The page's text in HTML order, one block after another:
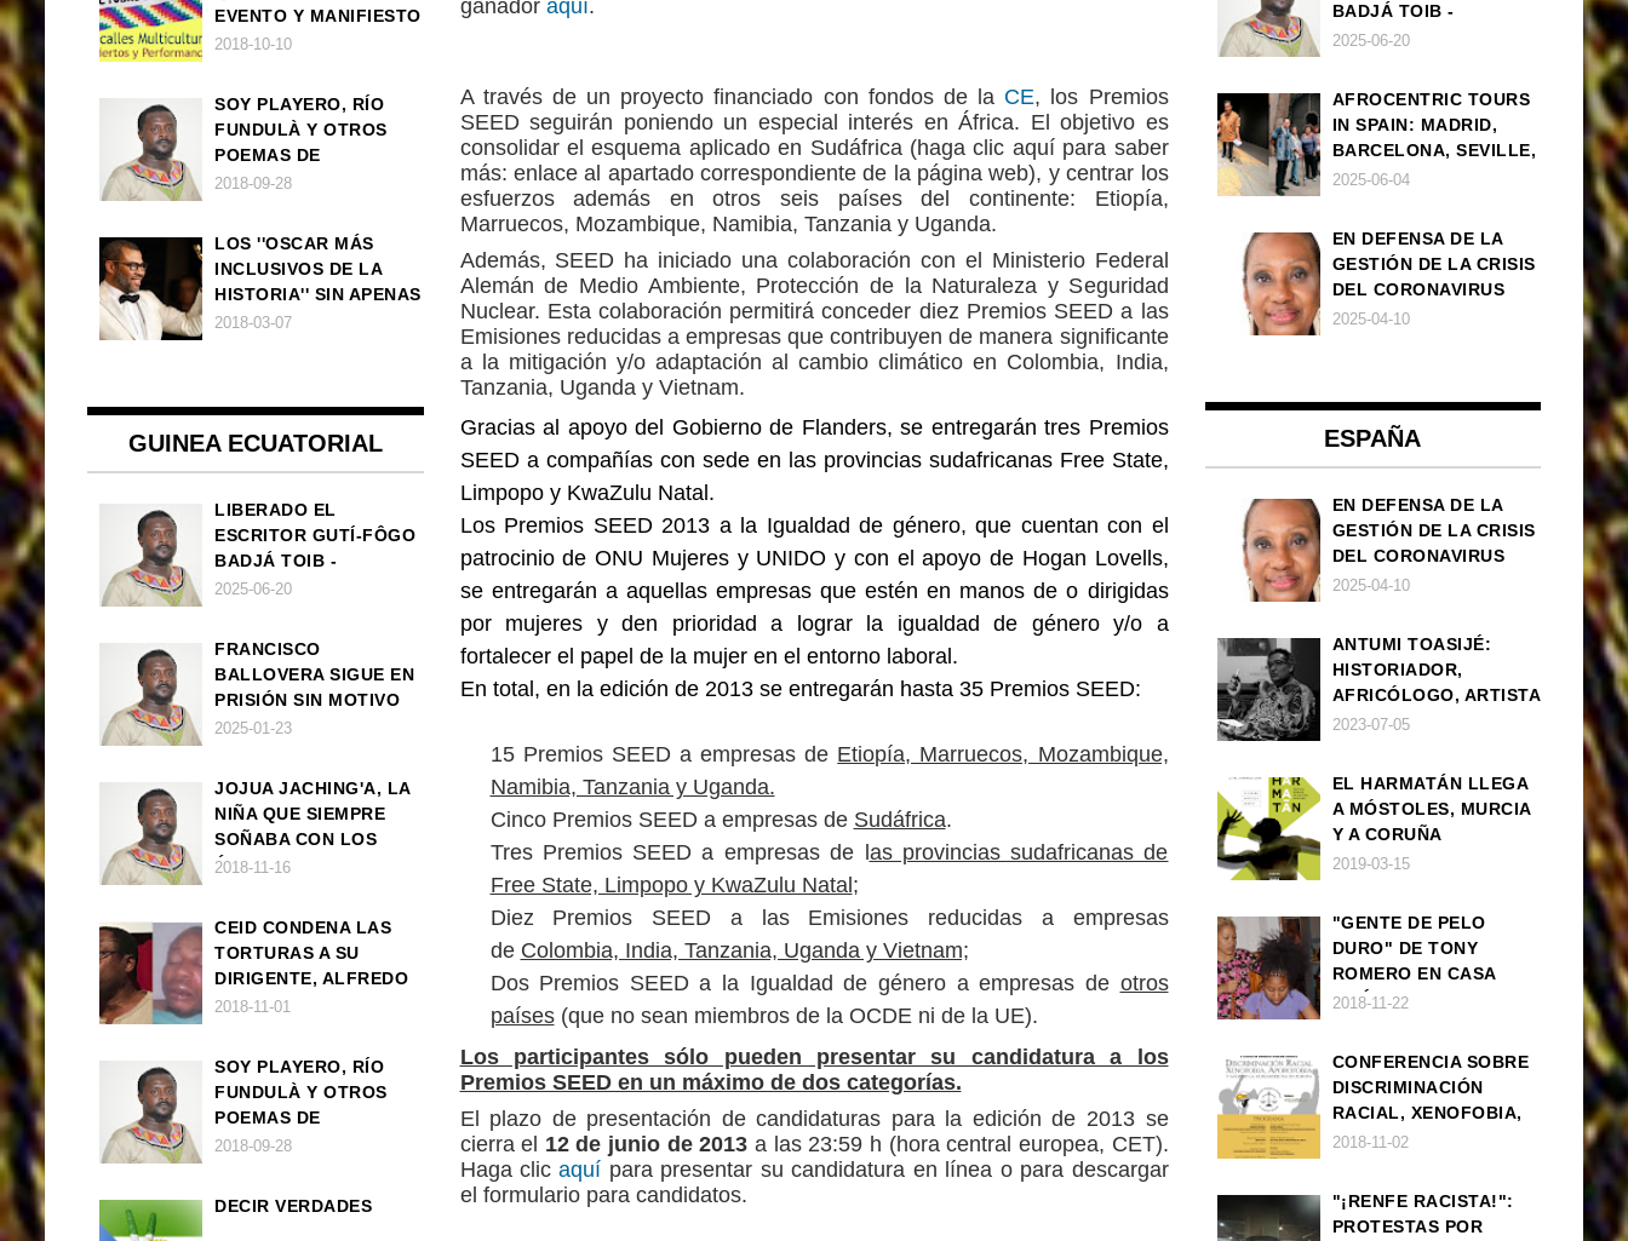
ganador aquí.
A través de un proyecto financiado con fondos de la CE, los Premios
SEED seguirán poniendo un especial interés en África. El objetivo es
consolidar el esquema aplicado en Sudáfrica (haga clic aquí para saber
más: enlace al apartado correspondiente de la página web), y centrar los
esfuerzos además en otros seis países del continente: Etiopía,
Marruecos, Mozambique, Namibia, Tanzania y Uganda.
Además, SEED ha iniciado una colaboración con el Ministerio Federal
Alemán de Medio Ambiente, Protección de la Naturaleza y Seguridad
Nuclear. Esta colaboración permitirá conceder diez Premios SEED a las
Emisiones reducidas a empresas que contribuyen de manera significante
a la mitigación y/o adaptación al cambio climático en Colombia, India,
Tanzania, Uganda y Vietnam.
Gracias al apoyo del Gobierno de Flanders, se entregarán tres Premios
SEED a compañías con sede en las provincias sudafricanas Free State,
Limpopo y KwaZulu Natal.
Los Premios SEED 2013 a la Igualdad de género, que cuentan con el
patrocinio de ONU Mujeres y UNIDO y con el apoyo de Hogan Lovells,
se entregarán a aquellas empresas que estén en manos de o dirigidas
por mujeres y den prioridad a lograr la igualdad de género y/o a
fortalecer el papel de la mujer en el entorno laboral.
En total, en la edición de 2013 se entregarán hasta 35 Premios SEED:
15 Premios SEED a empresas de Etiopía, Marruecos, Mozambique,
Namibia, Tanzania y Uganda.
Cinco Premios SEED a empresas de Sudáfrica.
Tres Premios SEED a empresas de las provincias sudafricanas de
Free State, Limpopo y KwaZulu Natal;
Diez Premios SEED a las Emisiones reducidas a empresas
de Colombia, India, Tanzania, Uganda y Vietnam;
Dos Premios SEED a la Igualdad de género a empresas de otros
países(que no sean miembros de la OCDE ni de la UE).
Los participantes sólo pueden presentar su candidatura a los
Premios SEED en un máximo de dos categorías.
El plazo de presentación de candidaturas para la edición de 2013 se
cierra el 12 de junio de 2013 a las 23:59 h (hora central europea, CET).
Haga clicaquí para presentar su candidatura en línea o para descargar
el formulario para candidatos.
EVENTO Y MANIFIESTO
2018-10-10
SOY PLAYERO, RÍO
FUNDULÀ Y OTROS
POEMAS DE
FRANCISCO
2018-09-28
LOS ''OSCAR MÁS
INCLUSIVOS DE LA
HISTORIA'' SIN APENAS
TRIUNFOS AFRO
2018-03-07
GUINEA ECUATORIAL
LIBERADO EL
ESCRITOR GUTÍ-FÔGO
BADJÁ TOIB -
FRANCISCO
2025-06-20
FRANCISCO
BALLOVERA SIGUE EN
PRISIÓN SIN MOTIVO
ALGUNO
2025-01-23
JOJUA JACHING'A, LA
NIÑA QUE SIEMPRE
SOÑABA CON LOS
ÁNGELES (UN CUENTO
2018-11-16
CEID CONDENA LAS
TORTURAS A SU
DIRIGENTE, ALFREDO
OKENVE
2018-11-01
SOY PLAYERO, RÍO
FUNDULÀ Y OTROS
POEMAS DE
FRANCISCO
2018-09-28
DECIR VERDADES
BADJÁ TOIB -
FRANCISCO
2025-06-20
AFROCENTRIC TOURS
IN SPAIN: MADRID,
BARCELONA, SEVILLE,
IBIZA
2025-06-04
EN DEFENSA DE LA
GESTIÓN DE LA CRISIS
DEL CORONAVIRUS
POR PARTE DEL
2025-04-10
ESPAÑA
EN DEFENSA DE LA
GESTIÓN DE LA CRISIS
DEL CORONAVIRUS
POR PARTE DEL
2025-04-10
ANTUMI TOASIJÉ:
HISTORIADOR,
AFRICÓLOGO, ARTISTA
2023-07-05
EL HARMATÁN LLEGA
A MÓSTOLES, MURCIA
Y A CORUÑA
2019-03-15
"GENTE DE PELO
DURO" DE TONY
ROMERO EN CASA
AMÉRICA
2018-11-22
CONFERENCIA SOBRE
DISCRIMINACIÓN
RACIAL, XENOFOBIA,
APOROFOBIA Y AUGE
2018-11-02
"¡RENFE RACISTA!":
PROTESTAS POR